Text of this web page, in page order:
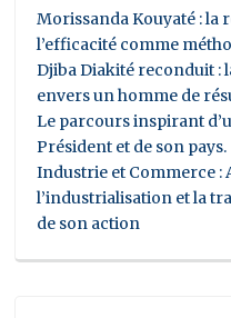
Morissanda Kouyaté :
l’efficacité comme
Djiba Diakité reconduit :
envers un homme de
Le parcours inspirant
Président et de son pays.
Industrie et Commerce :
l’industrialisation et la
de son action